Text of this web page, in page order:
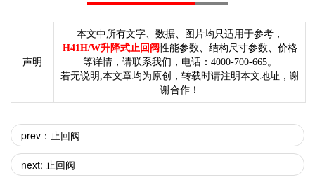
声明
本文中所有文字、数据、图片均只适用于参考，
H41H/W升降式止回阀性能参数、结构尺寸参数、价格
等详情，请联系我们，电话：4000-700-665。
若无说明,本文章均为原创，转载时请注明本文地址，谢
谢合作！
prev：止回阀
next: 止回阀